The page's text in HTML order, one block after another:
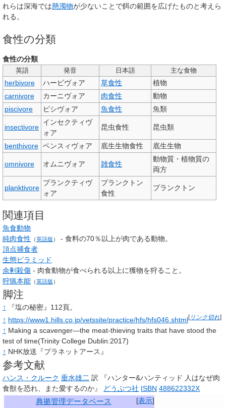
れらは深海では懸濁物が少ないことで餌の範囲を広げたものと考えら
れる。
食性の分類
食性の分類
英語 発音 日本語 主な食物
herbivore ハービヴォア 草食性
植物
carnivore
カーニヴォア 肉食性
動物
piscivore
ピシヴォア 魚食性 魚類
insectivore
インセクティヴ
ォア
昆虫食性 昆虫類
benthivore ベンスィヴォア 底生生物食性 底生生物
omnivore オムニヴォア 雑食性
動物質・植物質の
両方
planktivore
プランクティヴ
ォア
プランクトン
食性
プランクトン
関連項目
魚食動物
純肉食性 （英語版 ）
‐ 食料の70％以上が肉である動物。
頂点捕食者
生態ピラミッド
余剰殺傷 - 肉食動物が食べられる以上に獲物を狩ること。
狩猟本能 （英語版 ）
脚注
↑
『塩の秘密』112頁。
↑ https://www1.hills.co.jp/vetssite/practice/hfs/hfs046.shtml[リンク切れ]
↑ Making a scavenger—the meat-thieving traits that have stood the
test of time(Trinity College Dublin:2017)
↑ NHK放送『プラネットアース』
参考文献
ハンス・クルーク 垂水雄二 訳 『ハンター&ハンティッド 人はなぜ肉
食獣を恐れ、また愛するのか』
どうぶつ社 ISBN 488622332X
[表示]
典拠管理データベース